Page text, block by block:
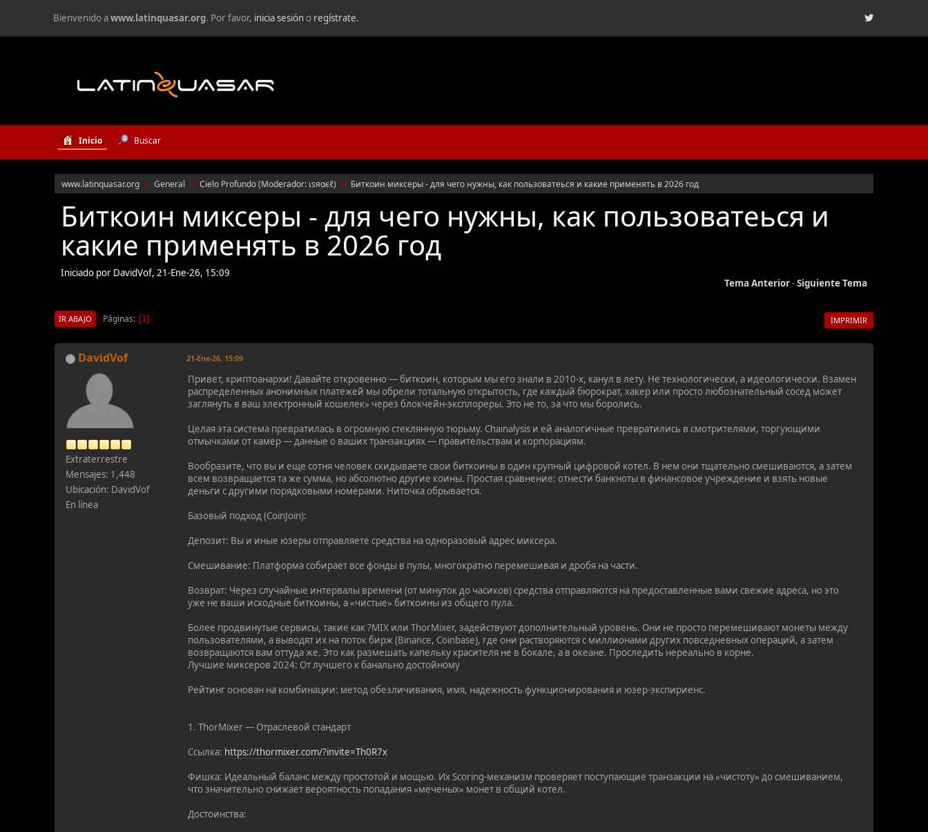
Bienvenido awww.latinquasar.org. Por favor, inicia sesióno regístrate.
Inicio Buscar
www.latinquasar.org ► General ► Cielo Profundo(Moderador: ιѕяαєℓ) ► Биткоин миксеры - для чего нужны, как пользоватеься и какие применять в 2026 год
Биткоин миксеры - для чего нужны, как пользоватеься и
какие применять в 2026 год
Iniciado por DavidVof, 21-Ene-26, 15:09
Tema Anterior-Siguiente Tema
IMPRIMIR
IR ABAJO Páginas 1
DavidVof
Extraterrestre
Mensajes: 1,448
Ubicación: DavidVof
En línea
21-Ene-26, 15:09
Привет, криптоанархи! Давайте откровенно — биткоин, которым мы его знали в 2010-х, канул в лету. Не технологически, а идеологически. Взамен
распределенных анонимных платежей мы обрели тотальную открытость, где каждый бюрократ, хакер или просто любознательный сосед может
заглянуть в ваш электронный кошелек» через блокчейн-эксплореры. Это не то, за что мы боролись.
Целая эта система превратилась в огромную стеклянную тюрьму. Chainalysis и ей аналогичные превратились в смотрителями, торгующими
отмычками от камер — данные о ваших транзакциях — правительствам и корпорациям.
Вообразите, что вы и еще сотня человек скидываете свои биткоины в один крупный цифровой котел. В нем они тщательно смешиваются, а затем
всем возвращается та же сумма, но абсолютно другие коины. Простая сравнение: отнести банкноты в финансовое учреждение и взять новые
деньги с другими порядковыми номерами. Ниточка обрывается.
Базовый подход (CoinJoin):
Депозит: Вы и иные юзеры отправляете средства на одноразовый адрес миксера.
Смешивание: Платформа собирает все фонды в пулы, многократно перемешивая и дробя на части.
Возврат: Через случайные интервалы времени (от минуток до часиков) средства отправляются на предоставленные вами свежие адреса, но это
уже не ваши исходные биткоины, а «чистые» биткоины из общего пула.
Более продвинутые сервисы, такие как ?MIX или ThorMixer, задействуют дополнительный уровень. Они не просто перемешивают монеты между
пользователями, а выводят их на поток бирж (Binance, Coinbase), где они растворяются с миллионами других повседневных операций, а затем
возвращаются вам оттуда же. Это как размешать капельку красителя не в бокале, а в океане. Проследить нереально в корне.
Лучшие миксеров 2024: От лучшего к банально достойному
Рейтинг основан на комбинации: метод обезличивания, имя, надежность функционирования и юзер-экспириенс.
1. ThorMixer — Отраслевой стандарт
Ссылка: https://thormixer.com/?invite=Th0R7x
Фишка: Идеальный баланс между простотой и мощью. Их Scoring-механизм проверяет поступающие транзакции на «чистоту» до смешиванием,
что значительно снижает вероятность попадания «меченых» монет в общий котел.
Достоинства: